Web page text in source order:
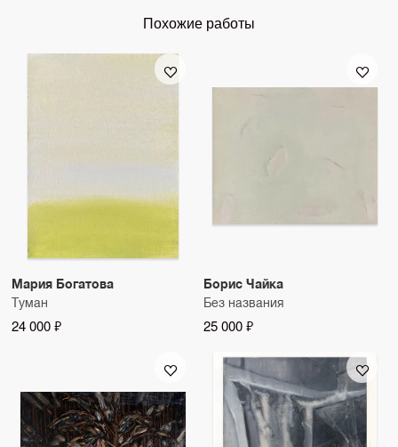
Похожие работы
Мария Богатова
Туман
24 000 ₽
Борис Чайка
Без названия
25 000 ₽